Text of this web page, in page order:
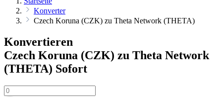
Konverter
Czech Koruna (CZK) zu Theta Network (THETA)
Konvertieren
Czech Koruna (CZK) zu Theta Network
(THETA) Sofort